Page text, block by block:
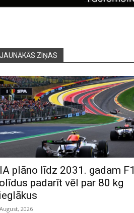
JAUNĀKĀS ZIŅAS
plāno līdz 2031. gadam F1
padarīt vēl par 80 kg
2026